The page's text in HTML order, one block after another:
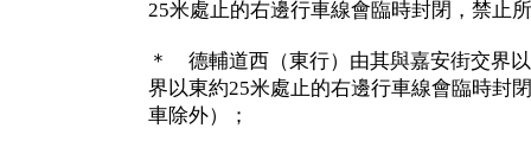
25米處止的右邊行車線會臨時封閉，禁止
＊ 德輔道西（東行）由其與嘉安街交界
界以東約25米處止的右邊行車線會臨時封
車除外）；